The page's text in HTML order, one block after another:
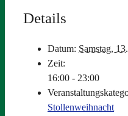
Details
Datum: Samstag,
Zeit:
16:00 - 23:00
Stollenweihnacht